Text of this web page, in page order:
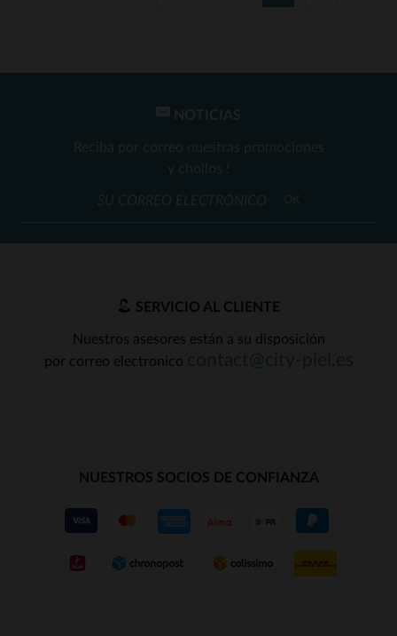
NOTICIAS
Reciba por correo nuestras promociones
y chollos !
OK
SERVICIO AL CLIENTE
Nuestros asesores están a su disposición
por correo electronico
NUESTROS SOCIOS DE CONFIANZA